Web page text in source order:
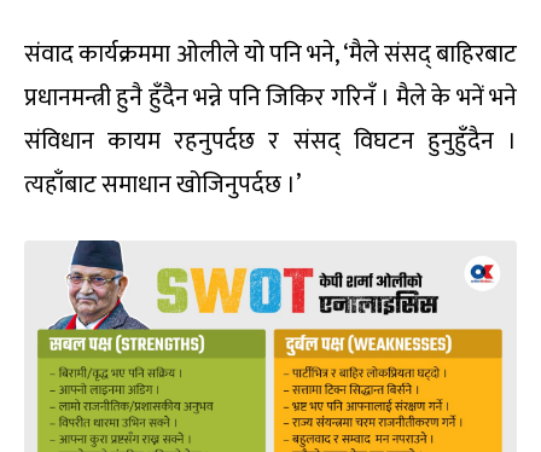
संवाद कार्यक्रममा ओलीले यो पनि भने, ‘मैले संसद् बाहिरबाट
प्रधानमन्त्री हुनै हुँदैन भन्ने पनि जिकिर गरिनँ । मैले के भनें भने
संविधान कायम रहनुपर्दछ र संसद् विघटन हुनुहुँदैन ।
त्यहाँबाट समाधान खोजिनुपर्दछ ।’